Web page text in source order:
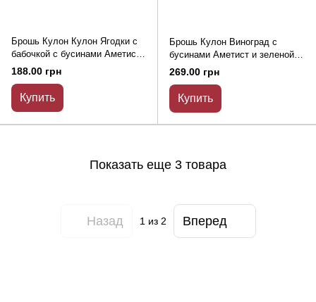
Брошь Кулон Кулон Ягодки с
бабочкой с бусинами Аметист
и эмалью, серебристый
металл 39х40мм
188.00 грн
Купить
Брошь Кулон Виноград с
бусинами Аметист и зеленой
эмалью, золотистый металл
269.00 грн
Купить
Показать еще 3 товара
Назад 1из 2 Вперед